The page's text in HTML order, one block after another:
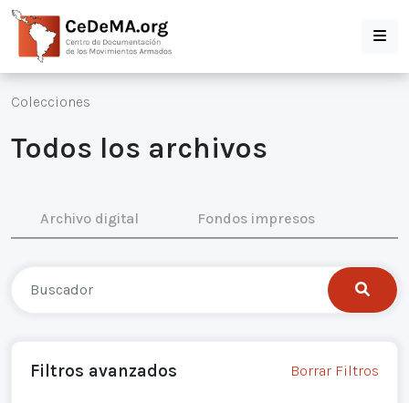
Colecciones
Todos los archivos
Archivo digital Fondos impresos
Filtros avanzados Borrar Filtros